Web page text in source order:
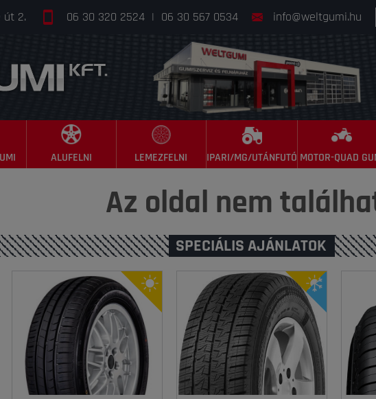
út 2. 06 30 320 2524 | 06 30 567 0534 info@weltgumi.hu
ALUFELNI LEMEZFELNI IPARI/MG/UTÁNFUTÓ MOTOR-QUAD
Az oldal nem
SPECIÁLIS AJÁNLATOK